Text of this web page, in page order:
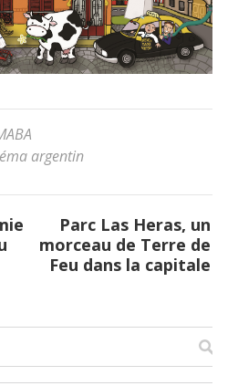
argentin
Parc Las Heras, un
morceau de Terre de
Feu dans la capitale